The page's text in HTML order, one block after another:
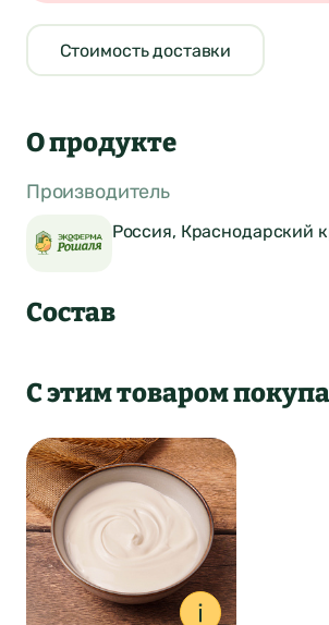
Стоимость доставки
О продукте
Производитель
Россия, Краснодарский
Состав
С этим товаром